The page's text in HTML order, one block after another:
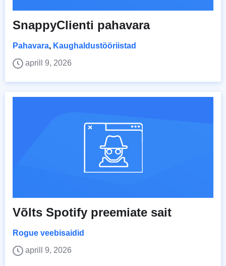
SnappyClienti pahavara
Pahavara, Kaughaldustööriistad
aprill 9, 2026
Võlts Spotify preemiate sait
Rogue veebisaidid
aprill 9, 2026